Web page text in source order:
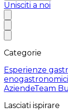
Unisciti a noi
Categorie
Esperienze
enogastronomici
AziendeTeam
Lasciati ispirare